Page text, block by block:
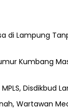
di Lampung
Kumbang
Disdikbud
Wartawan